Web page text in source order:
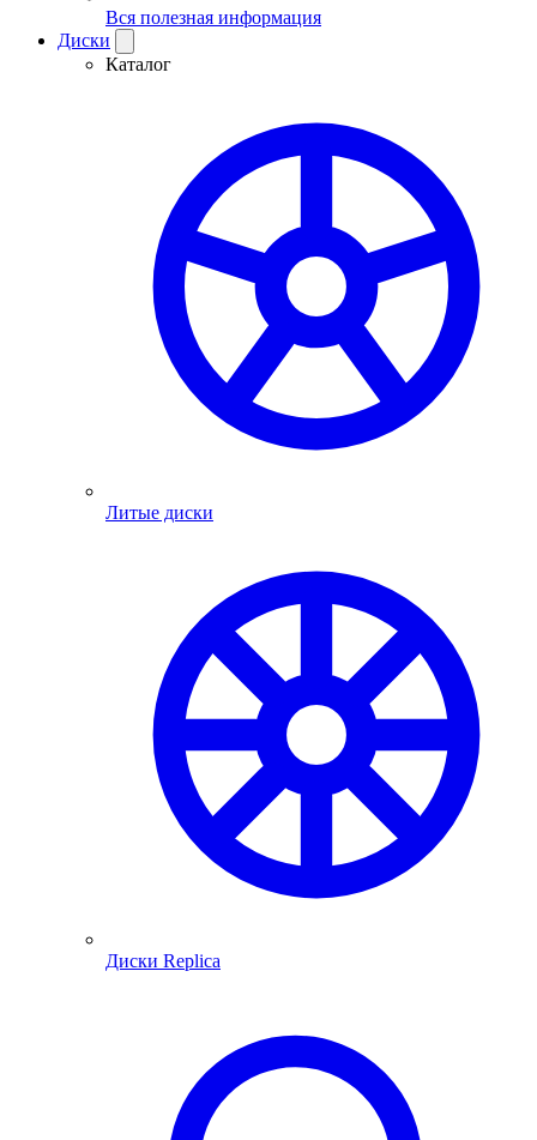
Вся полезная информация
Диски
Каталог
Литые диски
Диски Replica